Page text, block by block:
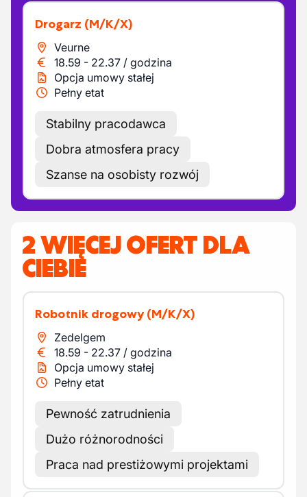
Drogarz (M/K/X)
Veurne
18.59 - 22.37 / godzina
Opcja umowy stałej
Pełny etat
Stabilny pracodawca
Dobra atmosfera pracy
Szanse na osobisty rozwój
2 WIĘCEJ OFERT DLA
CIEBIE
Robotnik drogowy (M/K/X)
Zedelgem
18.59 - 22.37 / godzina
Opcja umowy stałej
Pełny etat
Pewność zatrudnienia
Dużo różnorodności
Praca nad prestiżowymi projektami